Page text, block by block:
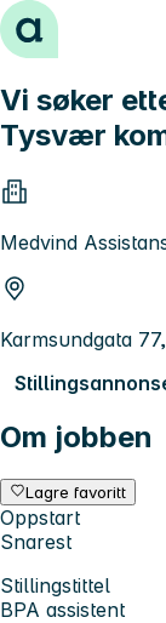
Hopp til innhold
Vi søker
Tysvær
Medvind
Karmsundgata
Om jobben
Lagre favoritt
Oppstart
Snarest
Stillingstittel
BPA assistent